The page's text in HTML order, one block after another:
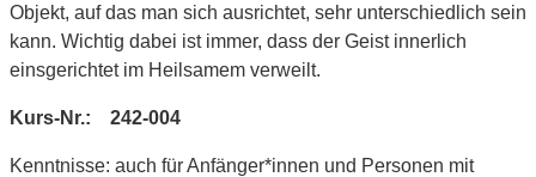
Objekt, auf das man sich ausrichtet, sehr unterschiedlich sein
kann. Wichtig dabei ist immer, dass der Geist innerlich
einsgerichtet im Heilsamem verweilt.
Kurs-Nr.: 242-004
Kenntnisse: auch für Anfänger*innen und Personen mit